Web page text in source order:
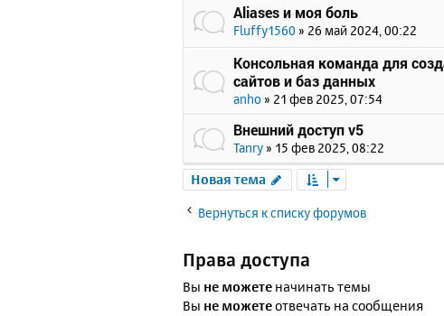
Aliases и моя боль
Fluffy1560 » 26 май 2024, 00:22
Консольная команда для
сайтов и баз данных
anho » 21 фев 2025, 07:54
Внешний доступ v5
Tanry » 15 фев 2025, 08:22
Новая тема
Вернуться к списку форумов
Права доступа
Вы не можете начинать темы
Вы не можетеотвечать на сообщения